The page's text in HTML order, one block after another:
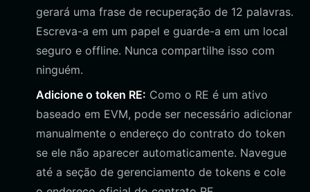
gerará uma frase de recuperação de 12 palavras.
Escreva-a em um papel e guarde-a em um local
seguro e offline. Nunca compartilhe isso com
ninguém.
Adicione o token RE: Como o RE é um ativo
baseado em EVM, pode ser necessário adicionar
manualmente o endereço do contrato do token
se ele não aparecer automaticamente. Navegue
até a seção de gerenciamento de tokens e cole